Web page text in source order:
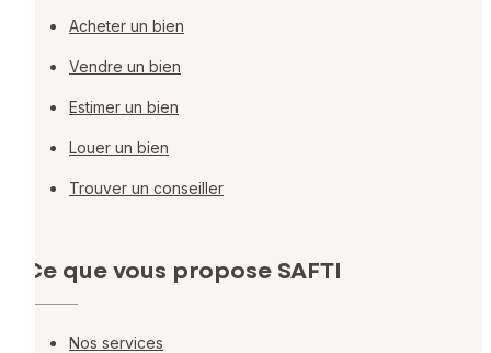
Acheter un bien
Vendre un bien
Estimer un bien
Louer un bien
Trouver un conseiller
Ce que vous propose SAFTI
Nos services